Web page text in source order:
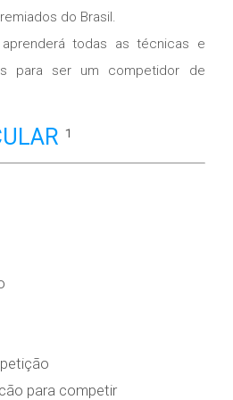
do Brasil.
todas as técnicas e
para ser um competidor de
¹
para competir